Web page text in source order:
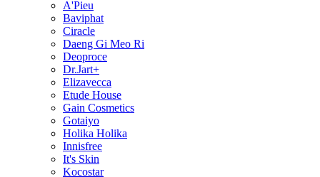
A'Pieu
Baviphat
Ciracle
Daeng Gi Meo Ri
Deoproce
Dr.Jart+
Elizavecca
Etude House
Gain Cosmetics
Gotaiyo
Holika Holika
Innisfree
It's Skin
Kocostar